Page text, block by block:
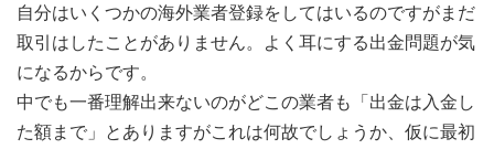
自分はいくつかの海外業者登録をしてはいるのですがまだ
取引はしたことがありません。よく耳にする出金問題が気
になるからです。
中でも一番理解出来ないのがどこの業者も「出金は入金し
た額まで」とありますがこれは何故でしょうか、仮に最初